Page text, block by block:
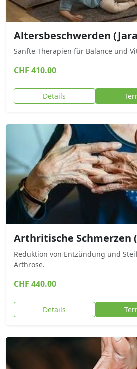
Altersbeschwerden
Sanfte Therapien für Balance und
CHF 410.00
Details
Arthritische Schmerzen
Reduktion von Entzündung und
Arthrose.
CHF 440.00
Details